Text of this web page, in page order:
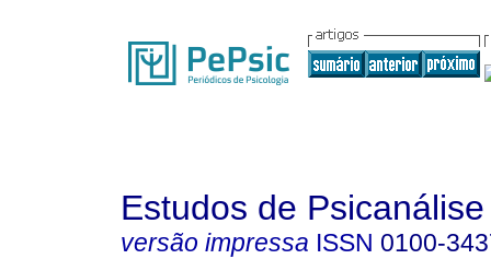
Estudos de Psicanálise
versão impressa ISSN 0100-